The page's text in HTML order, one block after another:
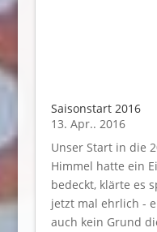
Saisonstart 2016
13. Apr.. 2016
Unser Start in die
Himmel hatte ein
bedeckt, klärte es
jetzt mal ehrlich -
auch kein Grund